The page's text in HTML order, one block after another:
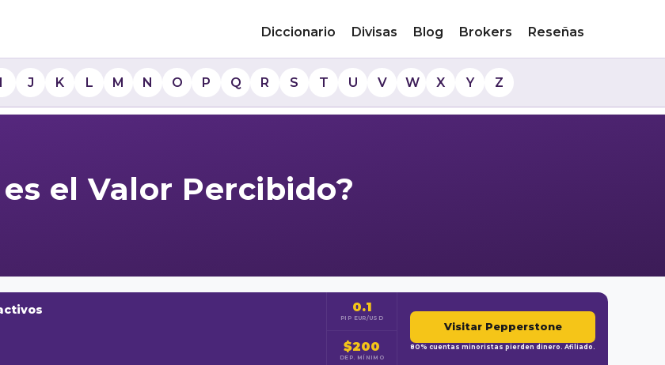
Diccionario Divisas Blog Brokers Reseñas
I J K L M N O P Q R S T U V W X Y Z
es el Valor Percibido?
0.1
PIP EUR/USD
$200
DEP. MÍNIMO
Visitar Pepperstone
80% cuentas minoristas pierden dinero. Afiliado.